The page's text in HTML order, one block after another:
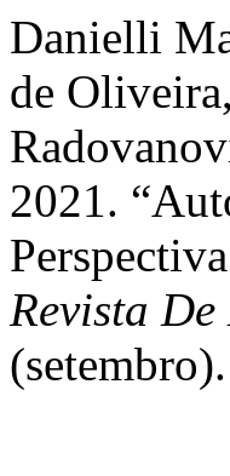
Danielli
de
2021.
Revista